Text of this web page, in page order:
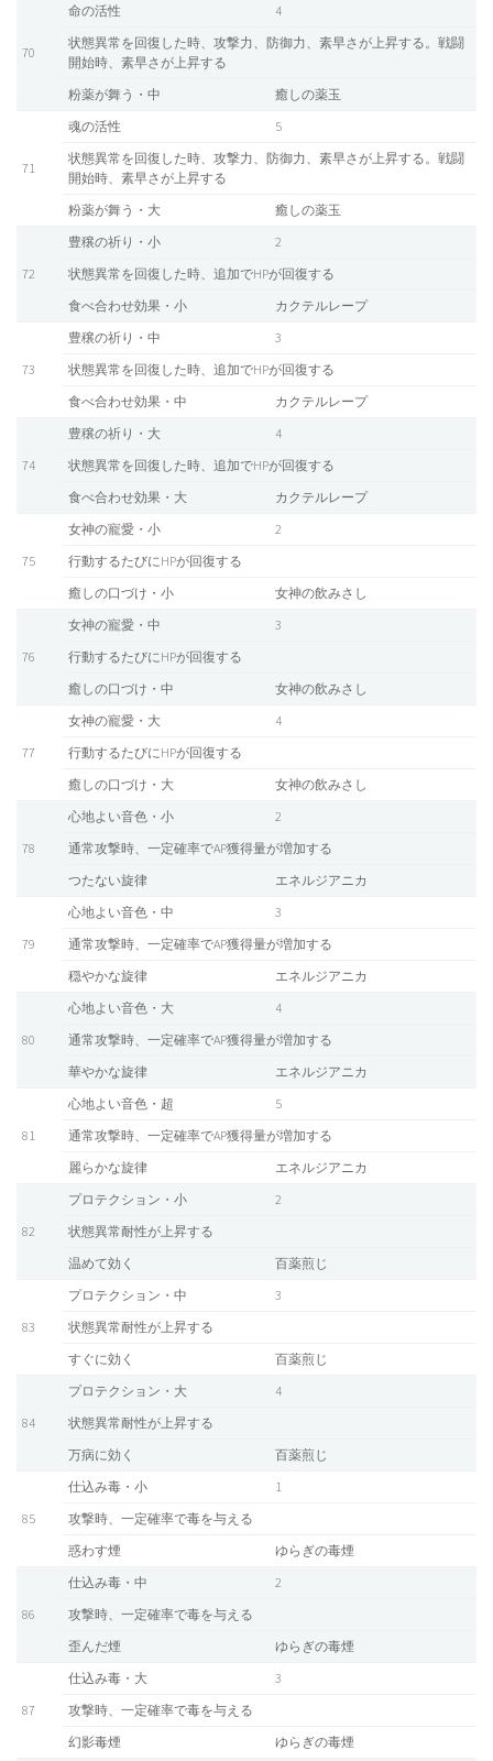
70
命の活性
4
状態異常を回復した時、攻撃力、防御力、素早さが上昇する。戦闘
開始時、素早さが上昇する
粉薬が舞う・中
癒しの薬玉
71
魂の活性
5
状態異常を回復した時、攻撃力、防御力、素早さが上昇する。戦闘
開始時、素早さが上昇する
粉薬が舞う・大
癒しの薬玉
72
豊穣の祈り・小
2
状態異常を回復した時、追加でHPが回復する
食べ合わせ効果・小
カクテルレープ
73
豊穣の祈り・中
3
状態異常を回復した時、追加でHPが回復する
食べ合わせ効果・中
カクテルレープ
74
豊穣の祈り・大
4
状態異常を回復した時、追加でHPが回復する
食べ合わせ効果・大
カクテルレープ
75
女神の寵愛・小
2
行動するたびにHPが回復する
癒しの口づけ・小
女神の飲みさし
76
女神の寵愛・中
3
行動するたびにHPが回復する
癒しの口づけ・中
女神の飲みさし
77
女神の寵愛・大
4
行動するたびにHPが回復する
癒しの口づけ・大
女神の飲みさし
78
心地よい音色・小
2
通常攻撃時、一定確率でAP獲得量が増加する
つたない旋律
エネルジアニカ
79
心地よい音色・中
3
通常攻撃時、一定確率でAP獲得量が増加する
穏やかな旋律
エネルジアニカ
80
心地よい音色・大
4
通常攻撃時、一定確率でAP獲得量が増加する
華やかな旋律
エネルジアニカ
81
心地よい音色・超
5
通常攻撃時、一定確率でAP獲得量が増加する
麗らかな旋律
エネルジアニカ
82
プロテクション・小
2
状態異常耐性が上昇する
温めて効く
百薬煎じ
83
プロテクション・中
3
状態異常耐性が上昇する
すぐに効く
百薬煎じ
84
プロテクション・大
4
状態異常耐性が上昇する
万病に効く
百薬煎じ
85
仕込み毒・小
1
攻撃時、一定確率で毒を与える
惑わす煙
ゆらぎの毒煙
86
仕込み毒・中
2
攻撃時、一定確率で毒を与える
歪んだ煙
ゆらぎの毒煙
87
仕込み毒・大
3
攻撃時、一定確率で毒を与える
幻影毒煙
ゆらぎの毒煙